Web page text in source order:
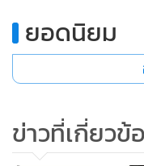
ยอดนิยม
ข่าวที่เกี่ยวข้